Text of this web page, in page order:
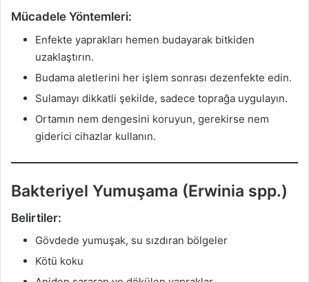
Mücadele Yöntemleri:
Enfekte yaprakları hemen budayarak bitkiden
uzaklaştırın.
Budama aletlerini her işlem sonrası dezenfekte edin.
Sulamayı dikkatli şekilde, sadece toprağa uygulayın.
Ortamın nem dengesini koruyun, gerekirse nem
giderici cihazlar kullanın.
Bakteriyel Yumuşama (Erwinia spp.)
Belirtiler:
Gövdede yumuşak, su sızdıran bölgeler
Kötü koku